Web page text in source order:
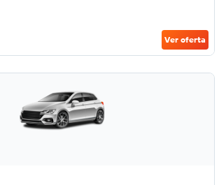
Ver oferta